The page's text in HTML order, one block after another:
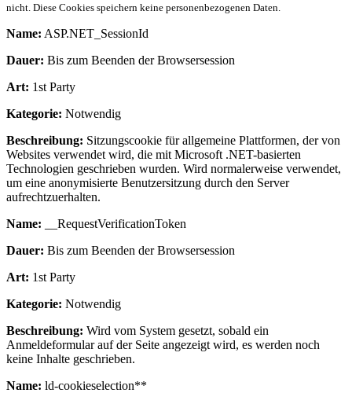
nicht. Diese Cookies speichern keine personenbezogenen Daten.
Name: ASP.NET_SessionId
Dauer: Bis zum Beenden der Browsersession
Art: 1st Party
Kategorie: Notwendig
Beschreibung: Sitzungscookie für allgemeine Plattformen, der von
Websites verwendet wird, die mit Microsoft .NET-basierten
Technologien geschrieben wurden. Wird normalerweise verwendet,
um eine anonymisierte Benutzersitzung durch den Server
aufrechtzuerhalten.
Name: __RequestVerificationToken
Dauer: Bis zum Beenden der Browsersession
Art: 1st Party
Kategorie: Notwendig
Beschreibung: Wird vom System gesetzt, sobald ein
Anmeldeformular auf der Seite angezeigt wird, es werden noch
keine Inhalte geschrieben.
Name: ld-cookieselection**